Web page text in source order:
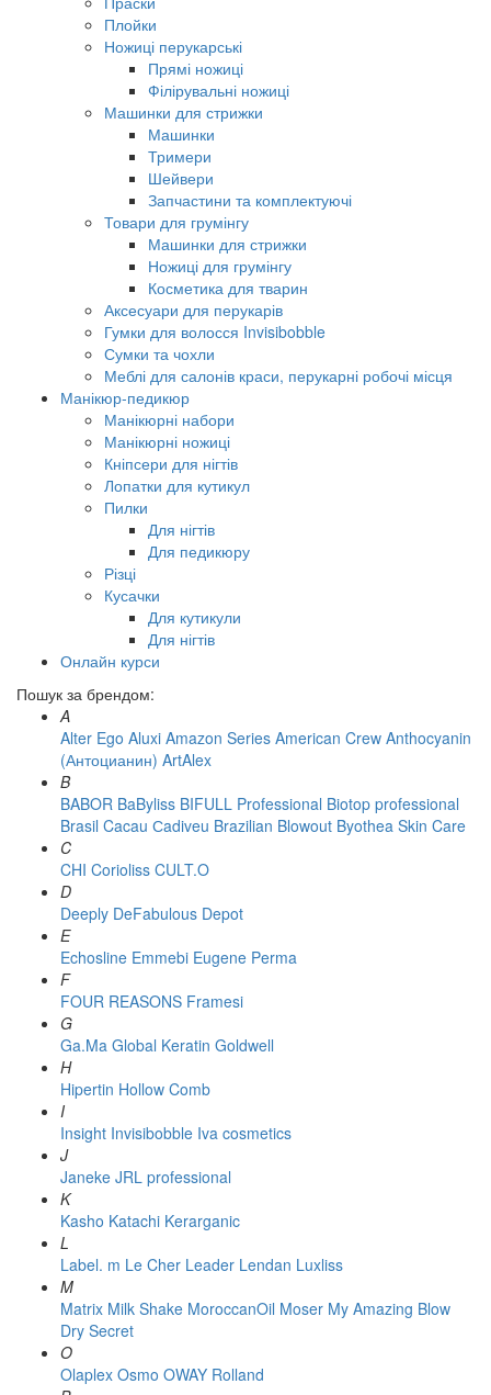
Плойки
Ножиці перукарські
Прямі ножиці
Філірувальні ножиці
Машинки для стрижки
Машинки
Тримери
Шейвери
Запчастини та комплектуючі
Товари для грумінгу
Машинки для стрижки
Ножиці для грумінгу
Косметика для тварин
Аксесуари для перукарів
Гумки для волосся Invisibobble
Сумки та чохли
Меблі для салонів краси, перукарні робочі місця
Манікюр-педикюр
Манікюрні набори
Манікюрні ножиці
Кніпсери для нігтів
Лопатки для кутикул
Пилки
Для нігтів
Для педикюру
Різці
Кусачки
Для кутикули
Для нігтів
Онлайн курси
Пошук за брендом:
A
Alter Ego Aluxi Amazon Series American Crew Anthocyanin
(Антоцианин) ArtAlex
B
BABOR BaByliss BIFULL Professional Biotop professional
Brasil Cacau Сadiveu Brazilian Blowout Byothea Skin Care
C
CHI Corioliss CULT.O
D
Deeply DeFabulous Depot
E
Echosline Emmebi Eugene Perma
F
FOUR REASONS Framesi
G
Ga.Ma Global Keratin Goldwell
H
Hipertin Hollow Comb
I
Insight Invisibobble Iva cosmetics
J
Janeke JRL professional
K
Kasho Katachi Kerarganic
L
Label. m Le Cher Leader Lendan Luxliss
M
Matrix Milk Shake MoroccanOil Moser My Amazing Blow
Dry Secret
O
Olaplex Osmo OWAY Rolland